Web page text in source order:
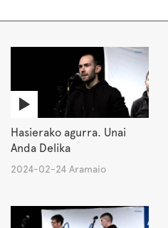
Hasierako agurra. Unai
Anda Delika
2024-02-24 Aramaio